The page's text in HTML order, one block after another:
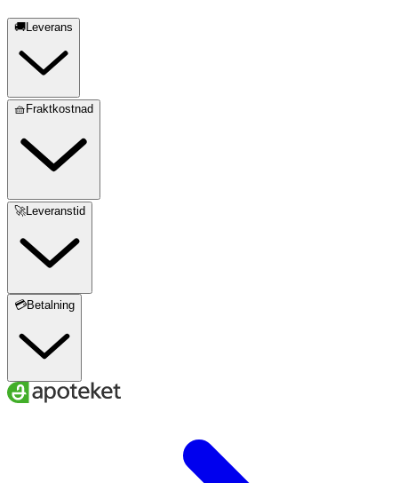
🚚Leverans
🧺Fraktkostnad
🚀Leveranstid
💳Betalning